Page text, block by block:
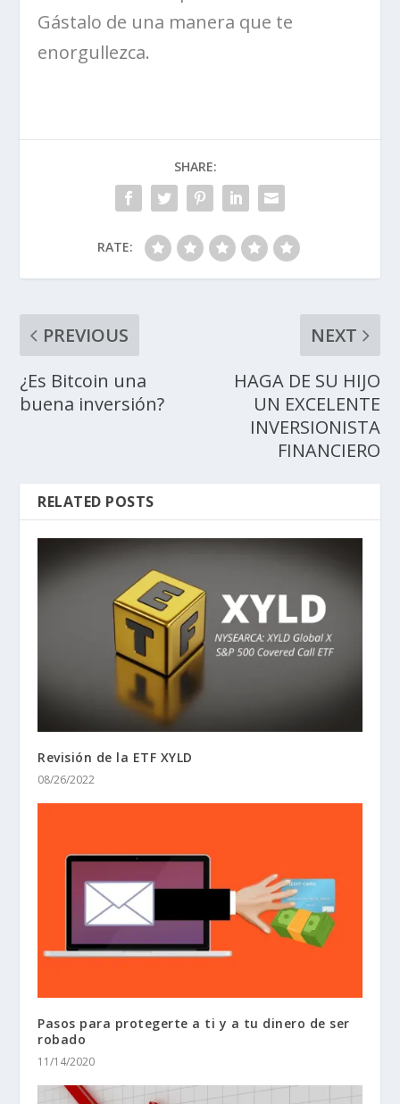
Gástalo de una manera que te
enorgullezca.
SHARE:
RATE:
PREVIOUS
¿Es Bitcoin una
buena inversión?
NEXT
HAGA DE SU HIJO
UN EXCELENTE
INVERSIONISTA
FINANCIERO
RELATED POSTS
Revisión de la ETF XYLD
08/26/2022
Pasos para protegerte a ti y a tu dinero de ser
robado
11/14/2020